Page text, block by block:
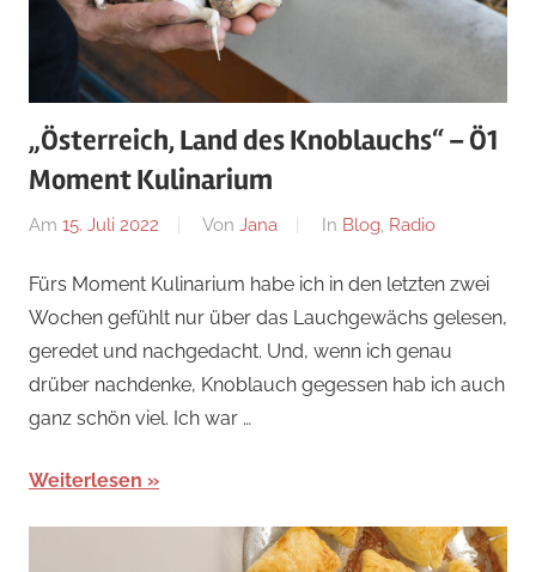
„Österreich, Land des Knoblauchs“ – Ö1
Moment Kulinarium
Am 15. Juli 2022 Von Jana In Blog, Radio
Fürs Moment Kulinarium habe ich in den letzten zwei
Wochen gefühlt nur über das Lauchgewächs gelesen,
geredet und nachgedacht. Und, wenn ich genau
drüber nachdenke, Knoblauch gegessen hab ich auch
ganz schön viel. Ich war …
Weiterlesen